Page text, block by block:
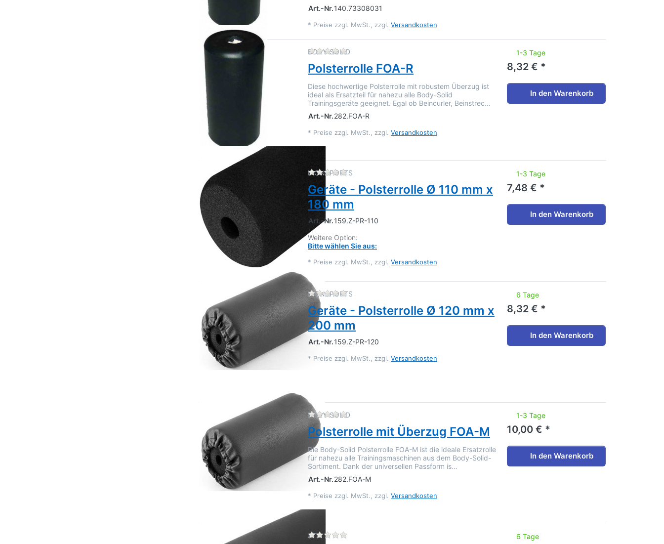
Art.-Nr.140.73308031
* Preise zzgl. MwSt., zzgl. Versandkosten
BODY-SOLIDZu diesem Produkt liegen noch keine Bewertungen vor.
Polsterrolle FOA-R
Diese hochwertige Polsterrolle mit robustem Überzug ist
ideal als Ersatzteil für nahezu alle Body-Solid
Trainingsgeräte geeignet. Egal ob Beincurler, Beinstrec…
Art.-Nr.282.FOA-R
* Preise zzgl. MwSt., zzgl. Versandkosten
1-3 Tage
8,32 € *
In den Warenkorb
IRONSPORTSZu diesem Produkt liegen noch keine Bewertungen vor.
Geräte - Polsterrolle Ø 110 mm x
180 mm
Art.-Nr.159.Z-PR-110
Weitere Option:
Bitte wählen Sie aus:
* Preise zzgl. MwSt., zzgl. Versandkosten
1-3 Tage
7,48 € *
In den Warenkorb
IRONSPORTSZu diesem Produkt liegen noch keine Bewertungen vor.
Geräte - Polsterrolle Ø 120 mm x
200 mm
Art.-Nr.159.Z-PR-120
* Preise zzgl. MwSt., zzgl. Versandkosten
6 Tage
8,32 € *
In den Warenkorb
BODY-SOLIDZu diesem Produkt liegen noch keine Bewertungen vor.
Polsterrolle mit Überzug FOA-M
Die Body-Solid Polsterrolle FOA-M ist die ideale Ersatzrolle
für nahezu alle Trainingsmaschinen aus dem Body-Solid-
Sortiment. Dank der universellen Passform is…
Art.-Nr.282.FOA-M
* Preise zzgl. MwSt., zzgl. Versandkosten
1-3 Tage
10,00 € *
In den Warenkorb
ATX Zu diesem Produkt liegen noch keine Bewertungen vor.
6 Tage